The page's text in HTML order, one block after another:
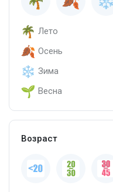
Лето
Осень
Зима
Весна
Возраст